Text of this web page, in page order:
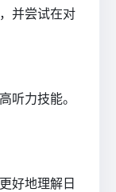
并尝试在对
听力技能。
好地理解日